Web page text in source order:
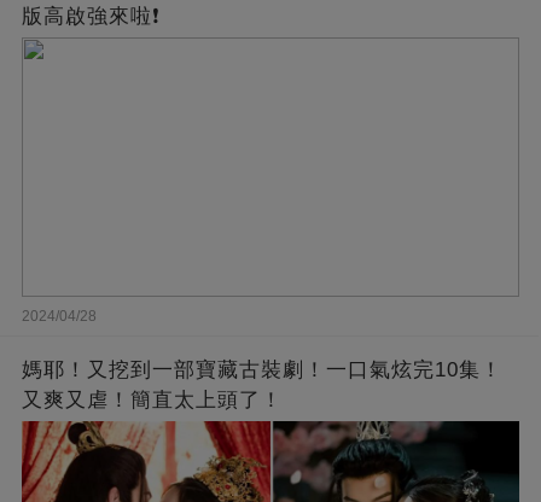
版高啟強來啦❗
2024/04/28
媽耶！又挖到一部寶藏古裝劇！一口氣炫完10集！
又爽又虐！簡直太上頭了！